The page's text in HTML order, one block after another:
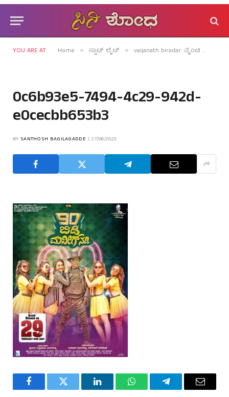
YOU ARE AT: Home » ಸ್ಪಾಟ್ ಲೈಟ್ » vaijanath biradar: ನೈಂಟಿ ಹ್ಯಾಂಗೋವರ್‍ನಲ್ಲಿರೋ ಬಿರಾದಾರ್‍ಗೆ ಎಪ್ಪತ್ತು ತುಂಬಿತಂತೆ!
0c6b93e5-7494-4c29-942d-
e0cecbb653b3
BY SANTHOSH BAGILAGADDE 27/06/2023
FacebookTwitter LinkedInWhatsAppTelegramEmail